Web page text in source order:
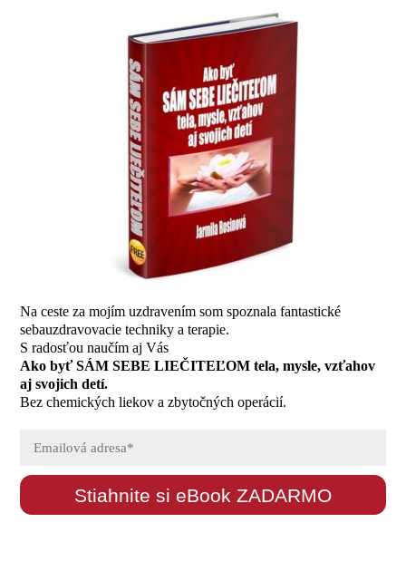
Na ceste za mojím uzdravením som spoznala fantastické
sebauzdravovacie techniky a terapie.
S radosťou naučím aj Vás
Ako byť SÁM SEBE LIEČITEĽOM tela, mysle, vzťahov
aj svojich detí.
Bez chemických liekov a zbytočných operácií.
Stiahnite si eBook ZADARMO